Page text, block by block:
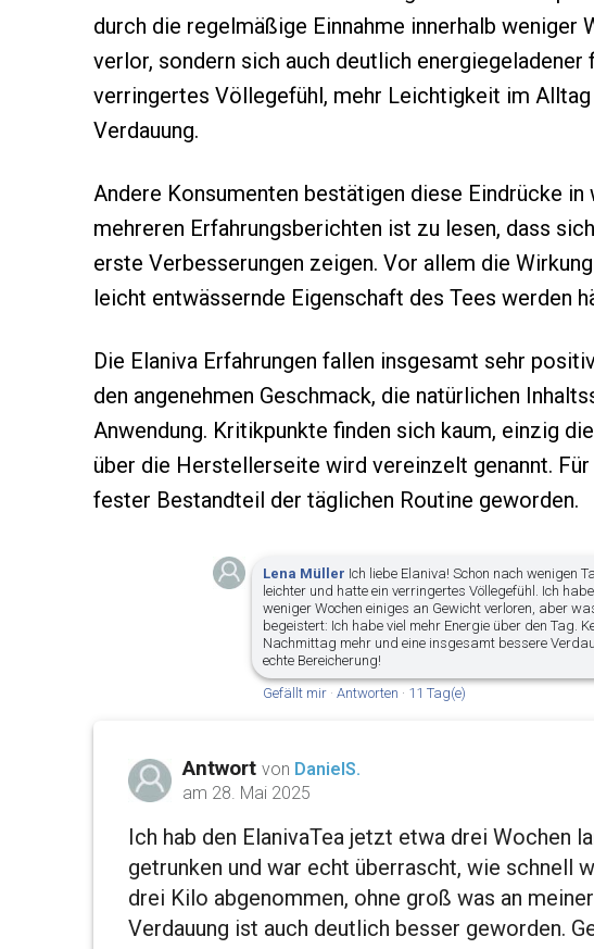
durch die regelmäßige Einnahme innerhalb weniger
verlor, sondern sich auch deutlich energiegeladener
verringertes Völlegefühl, mehr Leichtigkeit im
Verdauung.
Andere Konsumenten bestätigen diese Eindrücke in
mehreren Erfahrungsberichten ist zu lesen, dass
erste Verbesserungen zeigen. Vor allem die
leicht entwässernde Eigenschaft des Tees werden
Die Elaniva Erfahrungen fallen insgesamt sehr
den angenehmen Geschmack, die natürlichen
Anwendung. Kritikpunkte finden sich kaum, einzig
über die Herstellerseite wird vereinzelt genannt.
fester Bestandteil der täglichen Routine geworden.
Lena Müller Ich liebe Elaniva! Schon nach wenigen
leichter und hatte ein verringertes Völlegefühl. Ich
weniger Wochen einiges an Gewicht verloren, aber
begeistert: Ich habe viel mehr Energie über den Tag.
Nachmittag mehr und eine insgesamt bessere
echte Bereicherung!
Gefällt mir · Antworten · 11 Tag(e)
Antwort von DanielS.
am 28. Mai 2025
Ich hab den ElanivaTea jetzt etwa drei Wochen
getrunken und war echt überrascht, wie schnell
drei Kilo abgenommen, ohne groß was an
Verdauung ist auch deutlich besser geworden.